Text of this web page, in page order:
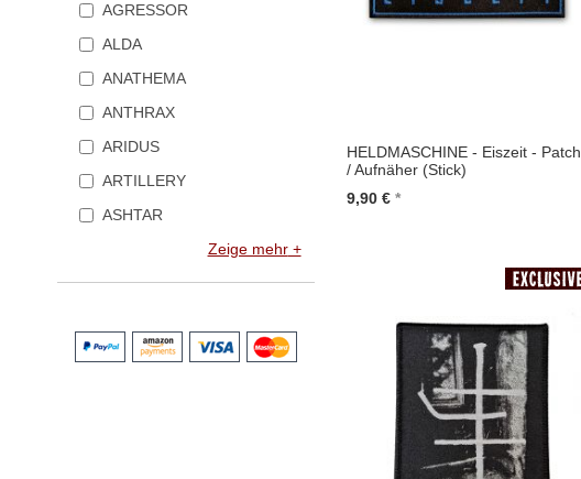
AGRESSOR
ALDA
ANATHEMA
ANTHRAX
ARIDUS
ARTILLERY
ASHTAR
Zeige mehr
HELDMASCHINE - Eiszeit - Patch
/ Aufnäher (Stick)
9,90 €